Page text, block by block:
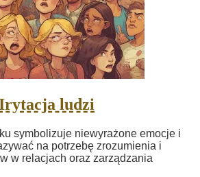
ludzi
symbolizuje niewyrażone emocje i
na potrzebę zrozumienia i
w relacjach oraz zarządzania